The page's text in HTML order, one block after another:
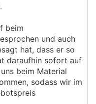
nicht passiert.
ist
unverbindlichen
eine
Überschreitung
anzuzeigen.
beim
und auch
hat, dass er so
daraufhin sofort auf
beim Material
sodass wir im